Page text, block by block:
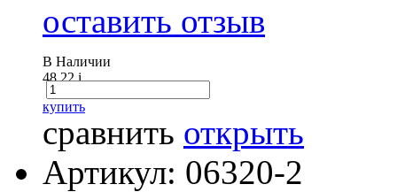
оставить отзыв
В Наличии
48.22i
купить
сравнить открыть
Артикул: 06320-2